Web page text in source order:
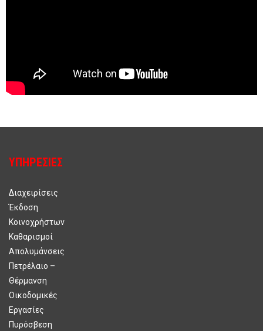
ΥΠΗΡΕΣΊΕΣ
Διαχειρίσεις
Έκδοση
Κοινοχρήστων
Καθαρισμοί
Απολυμάνσεις
Πετρέλαιο –
Θέρμανση
Οικοδομικές
Εργασίες
Πυρόσβεση